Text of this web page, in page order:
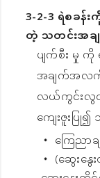
3-2-3 ရဲစခန်
တဲ့ သတင်းအ
ပျက်စီး မှု
အချက်အလ
လယ်ကွင်းလွ
ကျေးဇူးပြု၍
・ ကြေည
・ (ဆွေး